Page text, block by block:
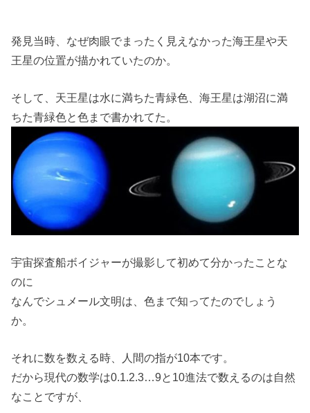
発見当時、なぜ肉眼でまったく見えなかった海王星や天
王星の位置が描かれていたのか。
そして、天王星は水に満ちた青緑色、海王星は湖沼に満
ちた青緑色と色まで書かれてた。
宇宙探査船ボイジャーが撮影して初めて分かったことな
のに
なんでシュメール文明は、色まで知ってたのでしょう
か。
それに数を数える時、人間の指が10本です。
だから現代の数学は0.1.2.3…9と10進法で数えるのは自然
なことですが、